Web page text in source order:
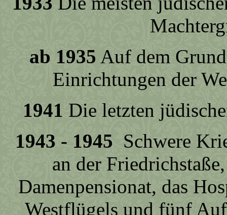
ab 1935 Auf dem
Einrichtungen der
1941 Die letzten
1943 - 1945 Schwere
an der
Damenpensionat, das
Westflügels und fünf